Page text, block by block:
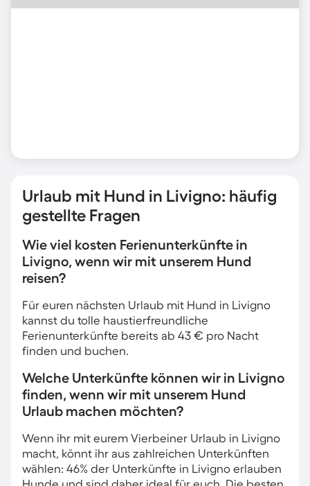
Urlaub mit Hund in Livigno: häufig
gestellte Fragen
Wie viel kosten Ferienunterkünfte in
Livigno, wenn wir mit unserem Hund
reisen?
Für euren nächsten Urlaub mit Hund in Livigno
kannst du tolle haustierfreundliche
Ferienunterkünfte bereits ab 43 € pro Nacht
finden und buchen.
Welche Unterkünfte können wir in Livigno
finden, wenn wir mit unserem Hund
Urlaub machen möchten?
Wenn ihr mit eurem Vierbeiner Urlaub in Livigno
macht, könnt ihr aus zahlreichen Unterkünften
wählen: 46% der Unterkünfte in Livigno erlauben